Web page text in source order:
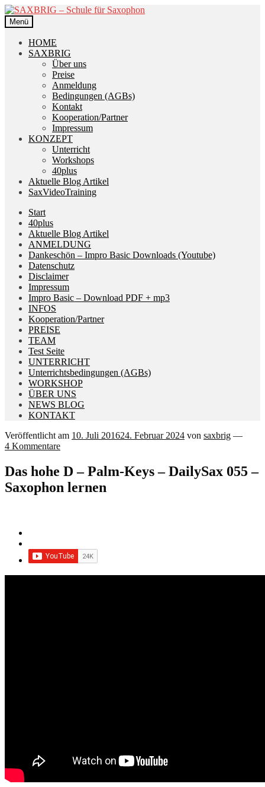
Zur
Navigation
springen
Zum
Inhalt
springen
Menü
HOME
SAXBRIG
Über uns
Preise
Anmeldung
Bedingungen (AGBs)
Kontakt
Kooperation/Partner
Impressum
KONZEPT
Unterricht
Workshops
40plus
Aktuelle Blog Artikel
SaxVideoTraining
Start
40plus
Aktuelle Blog Artikel
ANMELDUNG
Dankeschön – Impro Basic Downloads (Youtube)
Datenschutz
Disclaimer
Impressum
Impro Basic – Download PDF + mp3
INFOS
Kooperation/Partner
PREISE
TEAM
Test Seite
UNTERRICHT
Unterrichtsbedingungen (AGBs)
WORKSHOP
ÜBER UNS
NEWS BLOG
KONTAKT
Veröffentlicht am 10. Juli 201624. Februar 2024 von saxbrig —
4 Kommentare
Das hohe D – Palm-Keys – DailySax 055 –
Saxophon lernen